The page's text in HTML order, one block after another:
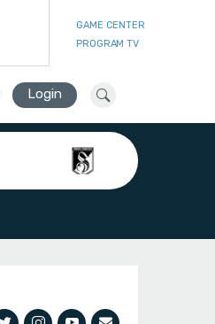
GAME CENTER
PROGRAM TV
Login